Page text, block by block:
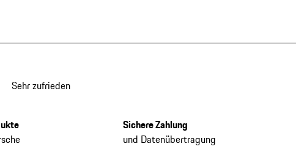
Sehr zufrieden
Sichere Zahlung
und Datenübertragung